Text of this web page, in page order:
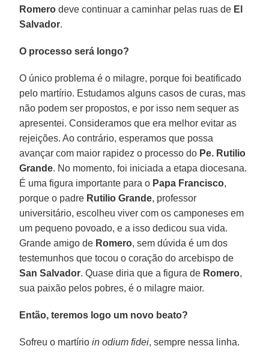
Romero deve continuar a caminhar pelas ruas de El
Salvador.
O processo será longo?
O único problema é o milagre, porque foi beatificado
pelo martírio. Estudamos alguns casos de curas, mas
não podem ser propostos, e por isso nem sequer as
apresentei. Consideramos que era melhor evitar as
rejeições. Ao contrário, esperamos que possa
avançar com maior rapidez o processo do Pe. Rutilio
Grande. No momento, foi iniciada a etapa diocesana.
É uma figura importante para o Papa Francisco,
porque o padre Rutilio Grande, professor
universitário, escolheu viver com os camponeses em
um pequeno povoado, e a isso dedicou sua vida.
Grande amigo de Romero, sem dúvida é um dos
testemunhos que tocou o coração do arcebispo de
San Salvador. Quase diria que a figura de Romero,
sua paixão pelos pobres, é o milagre maior.
Então, teremos logo um novo beato?
Sofreu o martírio in odium fidei, sempre nessa linha.